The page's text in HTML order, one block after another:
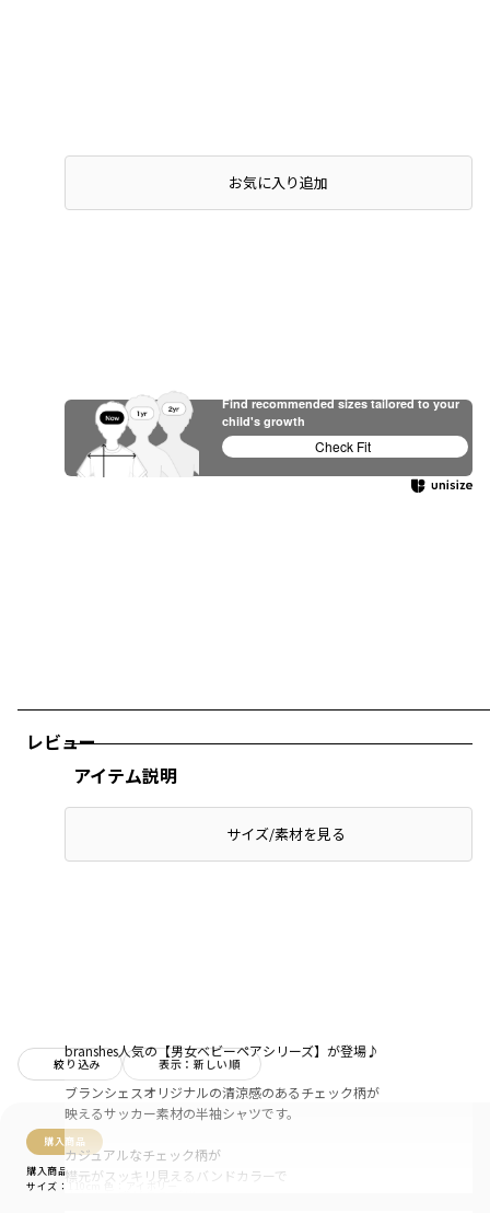
レビュー
絞り込み 表示：新しい順
購入商品
購入商品
サイズ：110cm
お気に入り追加
アイテム説明
サイズ/素材を見る
branshes人気の【男女ベビーペアシリーズ】が登場♪
ブランシェスオリジナルの清涼感のあるチェック柄が
映えるサッカー素材の半袖シャツです。
カジュアルなチェック柄が
襟元がスッキリ見えるバンドカラーで
Find recommended sizes tailored to your
child's growth
Check Fit